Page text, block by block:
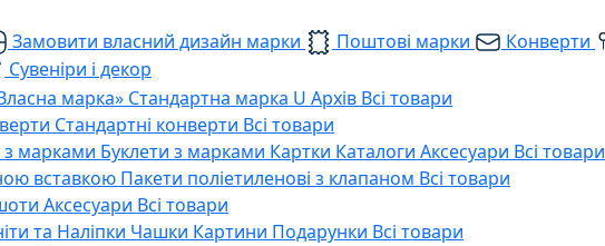
Замовити власний дизайн марки Поштові марки Конверти
Сувеніри і декор
марка» Стандартна марка U Архів Всі товари
Стандартні конверти Всі товари
з марками Буклети з марками Картки Каталоги Аксесуари Всі товари
вставкою Пакети поліетиленові з клапаном Всі товари
Аксесуари Всі товари
та Наліпки Чашки Картини Подарунки Всі товари